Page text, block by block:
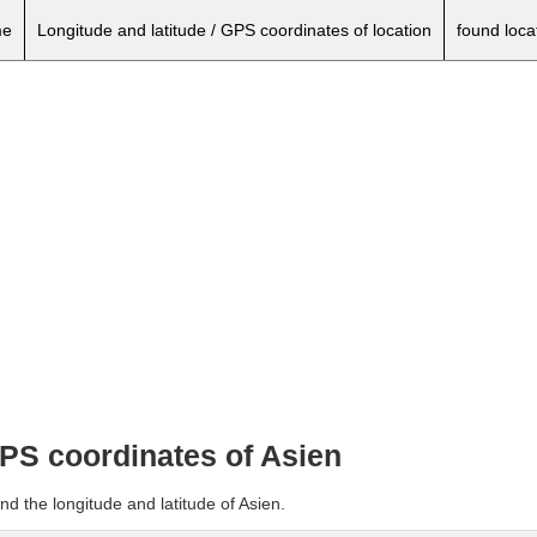
Longitude and latitude / GPS coordinates of location found
coordinates of Asien
the longitude and latitude of Asien.